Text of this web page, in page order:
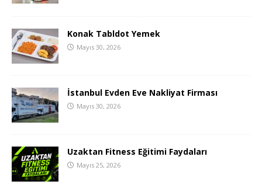
Konak Tabldot Yemek
Mayıs 30, 2026
İstanbul Evden Eve Nakliyat Firması
Mayıs 30, 2026
Uzaktan Fitness Eğitimi Faydaları
Mayıs 25, 2026